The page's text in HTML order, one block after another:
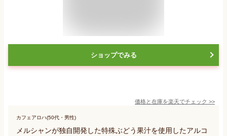
ショップでみる
価格と在庫を楽天でチェック >>
カフェアロハ(50代・男性)
メルシャンが独自開発した特殊ぶどう果汁を使用したアルコ